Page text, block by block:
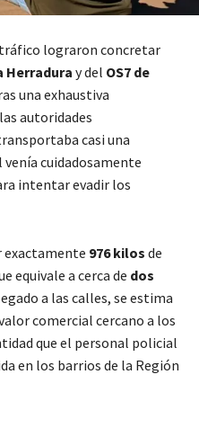
lograron concretar
Herradura y del OS7 de
una exhaustiva
autoridades
casi una
cuidadosamente
intentar evadir los
976 kilos de
equivale a cerca de dos
a las calles, se estima
comercial cercano a los
que el personal policial
en los barrios de la Región